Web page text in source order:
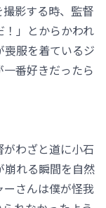
影する時、監督
！」とからかわれ
服を着ているジ
番好きだったら
わざと道に小石
崩れる瞬間を自然
さんは僕が怪我